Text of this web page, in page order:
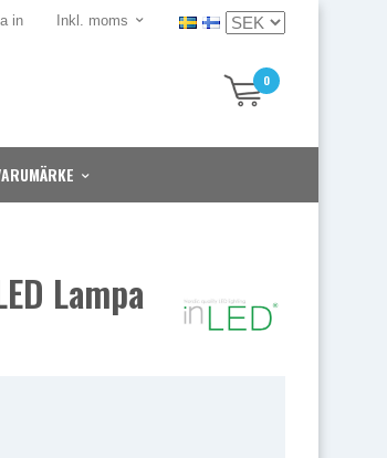
in Inkl. moms
0
Lampa